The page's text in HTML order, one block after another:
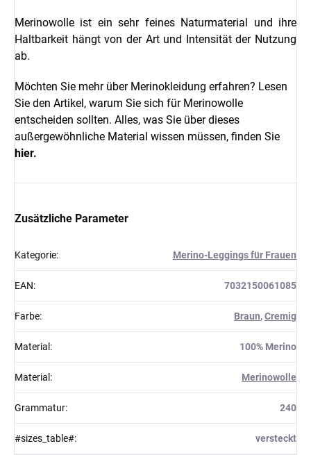
Merinowolle ist ein sehr feines Naturmaterial und ihre
Haltbarkeit hängt von der Art und Intensität der Nutzung
ab.
Möchten Sie mehr über Merinokleidung erfahren? Lesen
Sie den Artikel, warum Sie sich für Merinowolle
entscheiden sollten. Alles, was Sie über dieses
außergewöhnliche Material wissen müssen, finden Sie
hier.
Zusätzliche Parameter
Kategorie: Merino-Leggings für Frauen
EAN: 7032150061085
Farbe: Braun,Cremig
Material : 100% Merino
Material : Merinowolle
Grammatur: 240
#sizes_table#: versteckt